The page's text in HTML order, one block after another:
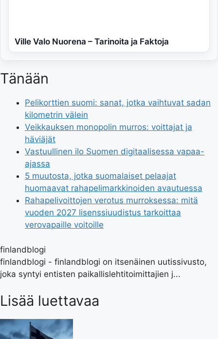
Ville Valo Nuorena – Tarinoita ja Faktoja
Tänään
Pelikorttien suomi: sanat, jotka vaihtuvat sadan
kilometrin välein
Veikkauksen monopolin murros: voittajat ja
häviäjät
Vastuullinen ilo Suomen digitaalisessa vapaa-
ajassa
5 muutosta, jotka suomalaiset pelaajat
huomaavat rahapelimarkkinoiden avautuessa
Rahapelivoittojen verotus murroksessa: mitä
vuoden 2027 lisenssiuudistus tarkoittaa
verovapaille voitoille
finlandblogi
finlandblogi - finlandblogi on itsenäinen uutissivusto,
joka syntyi entisten paikallislehtitoimittajien j...
Lisää luettavaa